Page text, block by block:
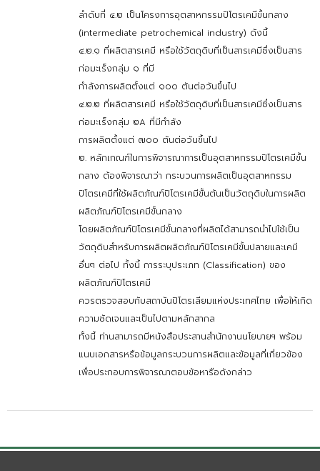
ลำดับที่ ๔.๒ เป็นโครงการอุตสาหกรรมปิโตรเคมีขั้นกลาง
(intermediate petrochemical industry) ดังนี้
๔.๒.๑ ที่ผลิตสารเคมี หรือใช้วัตถุดิบที่เป็นสารเคมีซึ่งเป็นสาร
ก่อมะเร็งกลุ่ม ๑ ที่มี
กำลังการผลิตตั้งแต่ ๑๐๐ ตันต่อวันขึ้นไป
๔.๒.๒ ที่ผลิตสารเคมี หรือใช้วัตถุดิบที่เป็นสารเคมีซึ่งเป็นสาร
ก่อมะเร็งกลุ่ม ๒A ที่มีกำลัง
การผลิตตั้งแต่ ๗๐๐ ตันต่อวันขึ้นไป
๒. หลักเกณฑ์ในการพิจารณาการเป็นอุตสาหกรรมปิโตรเคมีขั้น
กลาง ต้องพิจารณาว่า กระบวนการผลิตเป็นอุตสาหกรรม
ปิโตรเคมีที่ใช้ผลิตภัณฑ์ปิโตรเคมีขั้นต้นเป็นวัตถุดิบในการผลิต
ผลิตภัณฑ์ปิโตรเคมีขั้นกลาง
โดยผลิตภัณฑ์ปิโตรเคมีขั้นกลางที่ผลิตได้สามารถนำไปใช้เป็น
วัตถุดิบสำหรับการผลิตผลิตภัณฑ์ปิโตรเคมีขั้นปลายและเคมี
อื่นๆ ต่อไป ทั้งนี้ การระบุประเภท (Classification) ของ
ผลิตภัณฑ์ปิโตรเคมี
ควรตรวจสอบกับสถาบันปิโตรเลียมแห่งประเทศไทย เพื่อให้เกิด
ความชัดเจนและเป็นไปตามหลักสากล
ทั้งนี้ ท่านสามารถมีหนังสือประสานสำนักงานนโยบายฯ พร้อม
แนบเอกสารหรือข้อมูลกระบวนการผลิตและข้อมูลที่เกี่ยวข้อง
เพื่อประกอบการพิจารณาตอบข้อหารือดังกล่าว